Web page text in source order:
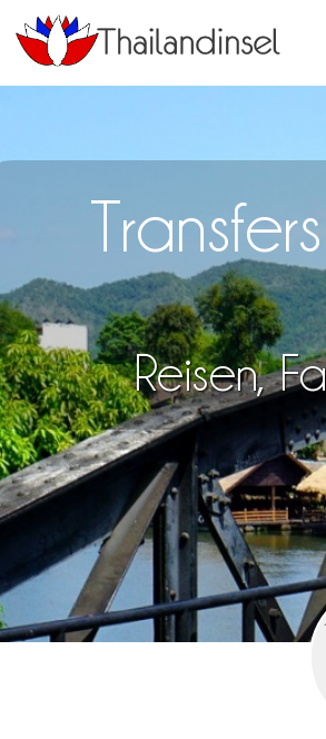
Reisen,